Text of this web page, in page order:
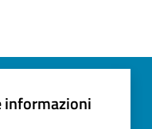
informazioni